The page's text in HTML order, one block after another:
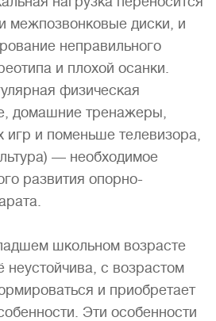
межпозвонковые диски, и
неправильного
и плохой осанки.
физическая
домашние тренажеры,
и поменьше телевизора,
— необходимое
развития опорно-
школьном возрасте
неустойчива, с возрастом
и приобретает
Эти особенности